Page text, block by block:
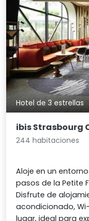
Hotel de 3 estrellas
ibis Strasbourg
244 habitaciones
Aloje en un
pasos de la Petite
Disfrute de
acondicionado,
lugar, ideal para